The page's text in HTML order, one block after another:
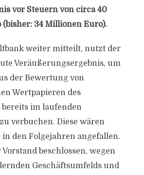
vor Steuern von circa 40
34 Millionen Euro).
weiter mitteilt, nutzt der
Veräußerungsergebnis, um
der Bewertung von
Wertpapieren des
bereits im laufenden
verbuchen. Diese wären
in den Folgejahren angefallen.
beschlossen, wegen
Geschäftsumfelds und